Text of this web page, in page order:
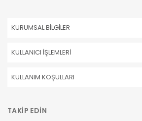
KURUMSAL BİLGİLER
KULLANICI İŞLEMLERİ
KULLANIM KOŞULLARI
TAKİP EDİN